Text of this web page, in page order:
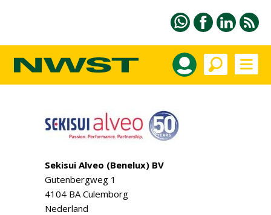
Sekisui Alveo (Benelux) BV
Gutenbergweg 1
4104 BA Culemborg
Nederland